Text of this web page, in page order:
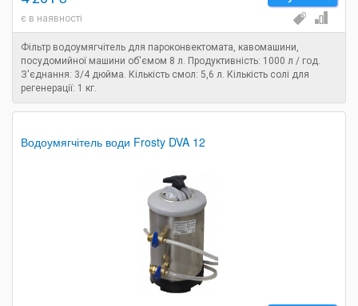
є в наявності
Фільтр водоумягчітель для пароконвектомата, кавомашини,
посудомийної машини об'ємом 8 л. Продуктивність: 1000 л / год.
З'єднання: 3/4 дюйма. Кількість смол: 5,6 л. Кількість солі для
регенерації: 1 кг.
Водоумягчітель води Frosty DVA 12